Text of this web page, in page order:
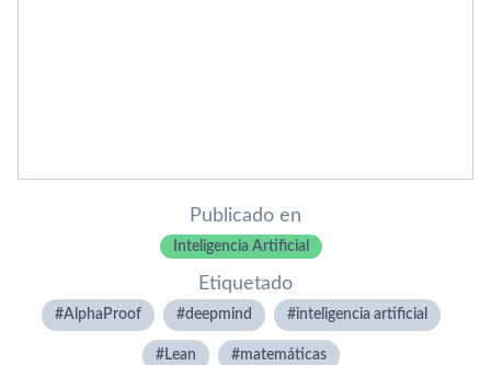
Publicado en
Inteligencia Artificial
Etiquetado
AlphaProof deepmind inteligencia artificial
Lean matemáticas